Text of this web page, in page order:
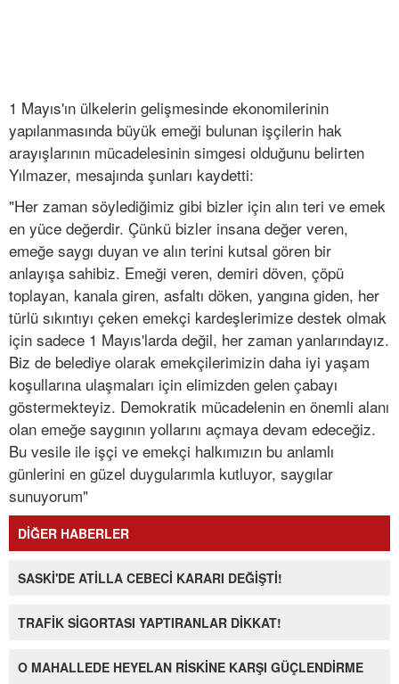
1 Mayıs'ın ülkelerin gelişmesinde ekonomilerinin
yapılanmasında büyük emeği bulunan işçilerin hak
arayışlarının mücadelesinin simgesi olduğunu belirten
Yılmazer, mesajında şunları kaydetti:
"Her zaman söylediğimiz gibi bizler için alın teri ve emek
en yüce değerdir. Çünkü bizler insana değer veren,
emeğe saygı duyan ve alın terini kutsal gören bir
anlayışa sahibiz. Emeği veren, demiri döven, çöpü
toplayan, kanala giren, asfaltı döken, yangına giden, her
türlü sıkıntıyı çeken emekçi kardeşlerimize destek olmak
için sadece 1 Mayıs'larda değil, her zaman yanlarındayız.
Biz de belediye olarak emekçilerimizin daha iyi yaşam
koşullarına ulaşmaları için elimizden gelen çabayı
göstermekteyiz. Demokratik mücadelenin en önemli alanı
olan emeğe saygının yollarını açmaya devam edeceğiz.
Bu vesile ile işçi ve emekçi halkımızın bu anlamlı
günlerini en güzel duygularımla kutluyor, saygılar
sunuyorum"
DİĞER HABERLER
SASKİ'DE ATİLLA CEBECİ KARARI DEĞİŞTİ!
TRAFİK SİGORTASI YAPTIRANLAR DİKKAT!
O MAHALLEDE HEYELAN RİSKİNE KARŞI GÜÇLENDİRME